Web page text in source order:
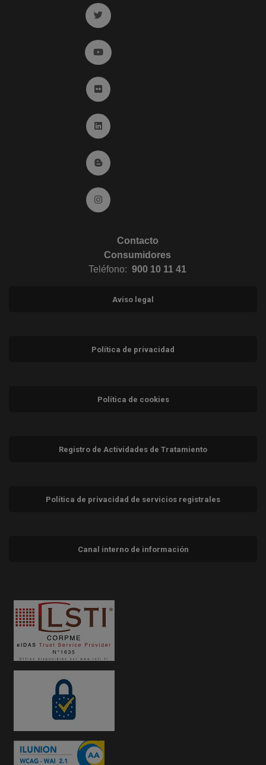
Ir a twitter (abre en ventana nueva)
Ir a YouTube (abre en ventana nueva)
Ir a Flickr (abre en ventana nueva)
Ir a Linkedin (abre en ventana nueva)
Ir al Blog (abre en ventana nueva)
Ir a Instagram (abre en ventana nueva)
Contacto
Consumidores
Teléfono: 900 10 11 41
Aviso legal
Política de privacidad
Política de cookies
Registro de Actividades de Tratamiento
Política de privacidad de servicios registrales
Canal interno de información